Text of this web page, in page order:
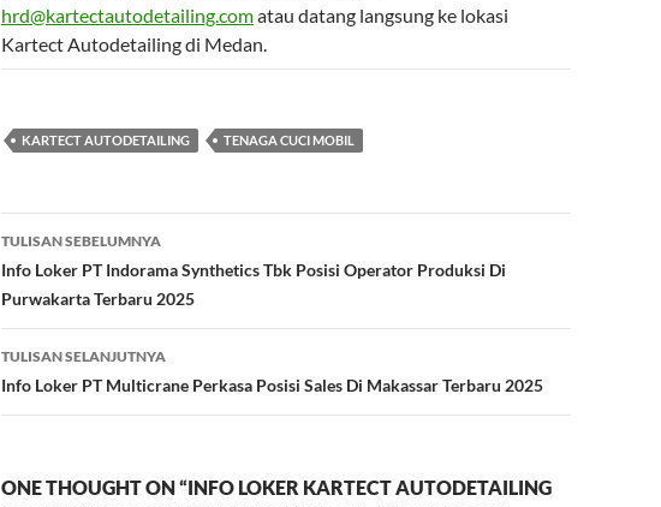
hrd@kartectautodetailing.comatau datang langsung ke lokasi
Kartect Autodetailing di Medan.
KARTECT AUTODETAILING TENAGA CUCI MOBIL
Navigasi
Tulisan
TULISAN SEBELUMNYA
Info Loker PT Indorama Synthetics Tbk Posisi Operator Produksi Di
Purwakarta Terbaru 2025
TULISAN SELANJUTNYA
Info Loker PT Multicrane Perkasa Posisi Sales Di Makassar Terbaru 2025
ONE THOUGHT ON “INFO LOKER KARTECT AUTODETAILING